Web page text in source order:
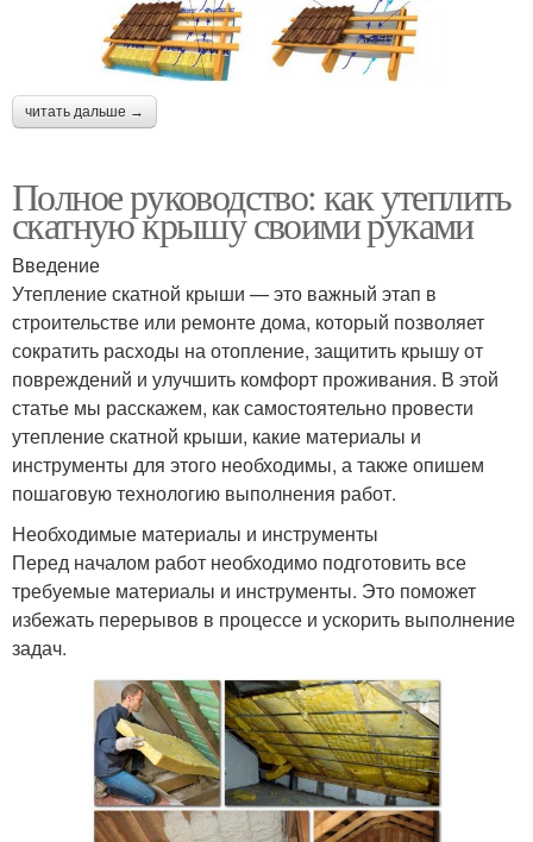
читать дальше →
Полное руководство: как утеплить
скатную крышу своими руками
Введение
Утепление скатной крыши — это важный этап в
строительстве или ремонте дома, который позволяет
сократить расходы на отопление, защитить крышу от
повреждений и улучшить комфорт проживания. В этой
статье мы расскажем, как самостоятельно провести
утепление скатной крыши, какие материалы и
инструменты для этого необходимы, а также опишем
пошаговую технологию выполнения работ.
Необходимые материалы и инструменты
Перед началом работ необходимо подготовить все
требуемые материалы и инструменты. Это поможет
избежать перерывов в процессе и ускорить выполнение
задач.